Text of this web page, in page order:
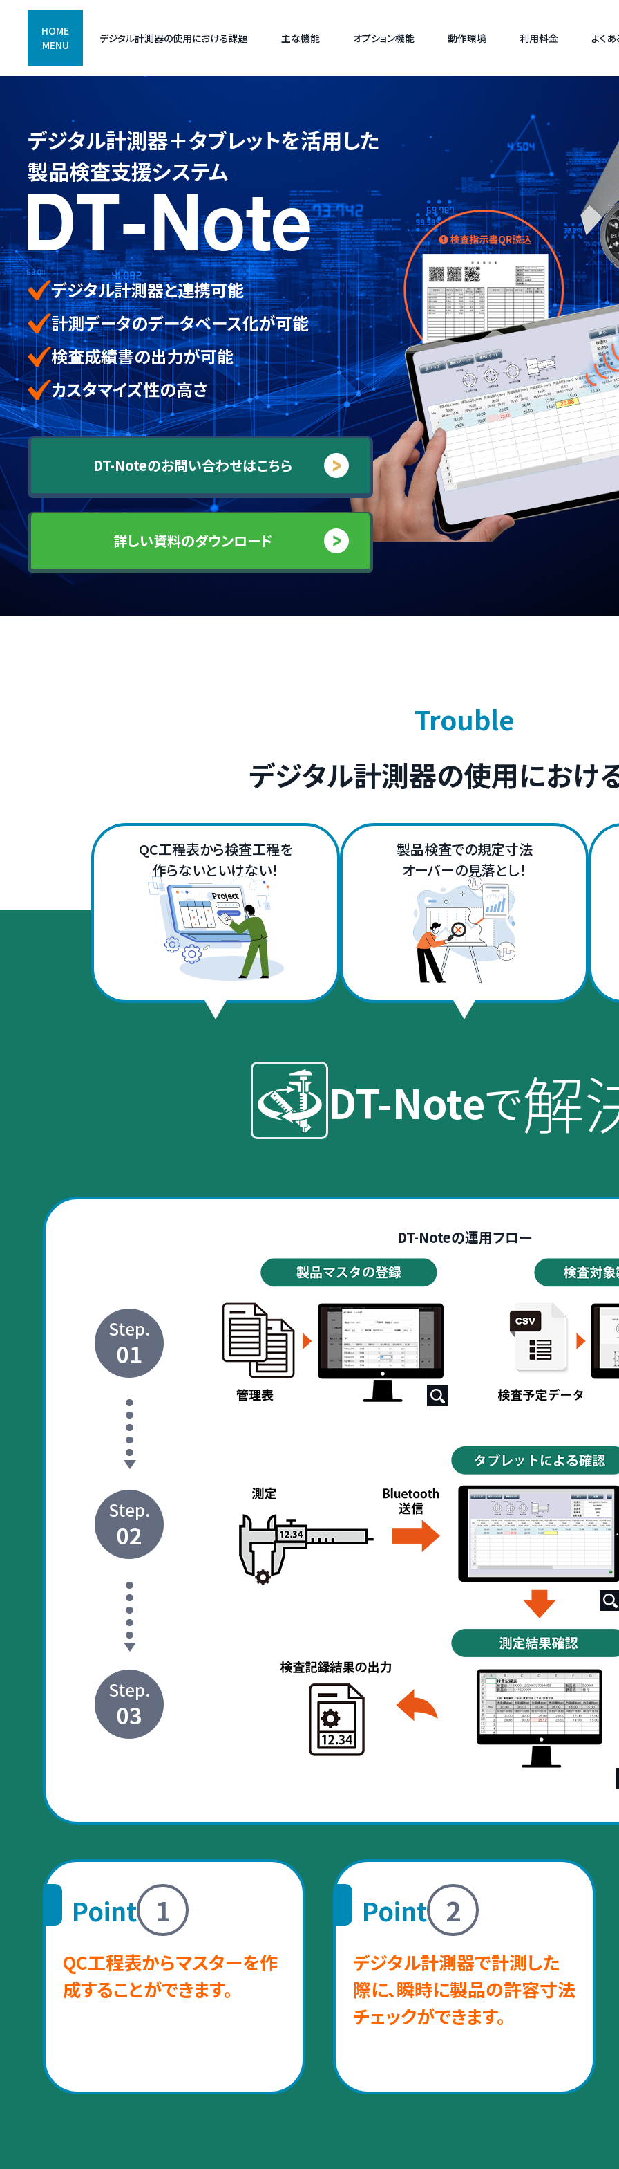
HOME
MENU
デジタル計測器の使用における課題 主な機能 オプション機能 動作環境 利用料金 よく
デジタル計測器＋タブレットを活用した
製品検査支援システム
デジタル計測器と連携可能
計測データのデータベース化が可能
検査成績書の出力が可能
カスタマイズ性の高さ
DT-Noteのお問い合わせはこちら
詳しい資料のダウンロード
Trouble
デジタル計測器の使用におけ
QC工程表から検査工程を
作らないといけない！
製品検査での規定寸法
オーバーの見落とし！
DT-Noteで解
DT-Noteの運用フロー
Point 1
QC工程表からマスターを作
成することができます。
Point 2
デジタル計測器で計測した
際に、瞬時に製品の許容寸法
チェックができます。